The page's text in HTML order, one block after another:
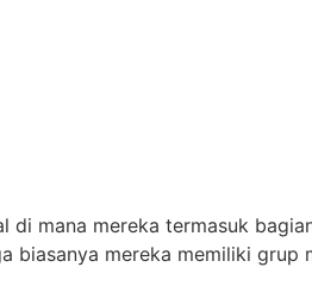
mana mereka termasuk
biasanya mereka memiliki grup